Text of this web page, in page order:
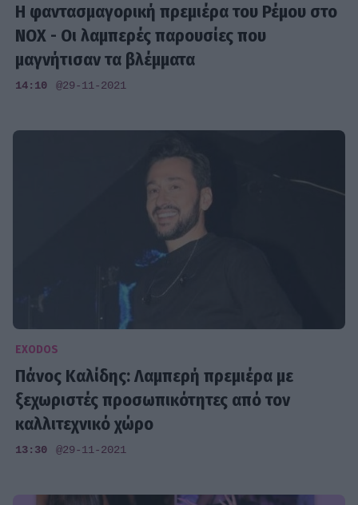
Η φαντασμαγορική πρεμιέρα του Ρέμου στο
NOX - Οι λαμπερές παρουσίες που
μαγνήτισαν τα βλέμματα
14:10 @29-11-2021
EXODOS
Πάνος Καλίδης: Λαμπερή πρεμιέρα με
ξεχωριστές προσωπικότητες από τον
καλλιτεχνικό χώρο
13:30 @29-11-2021